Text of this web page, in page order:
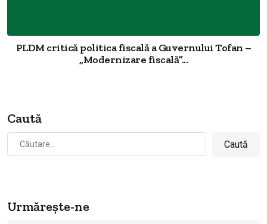
PLDM critică politica fiscală a Guvernului Tofan –
„Modernizare fiscală”...
Caută
după:
Urmărește-ne